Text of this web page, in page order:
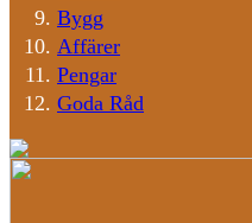
Bygg
Affärer
Pengar
Goda Råd